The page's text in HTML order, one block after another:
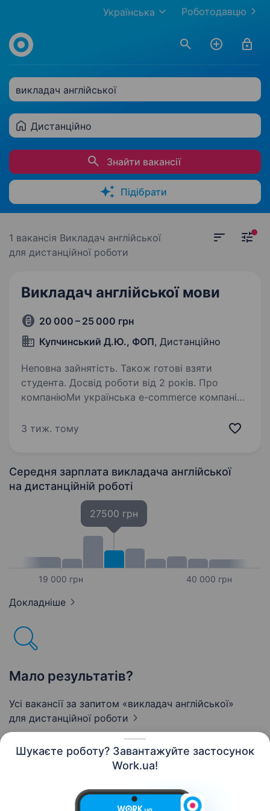
Шукаєте роботу? Завантажуйте застосунок
Work.ua!
Роботодавцю
Українська
викладач англійської
Дистанційно
Знайти вакансії
Підібрати
1 вакансія Викладач англійської
для дистанційної роботи
Викладач англійської мови
20 000 – 25 000 грн
Купчинський Д.Ю., ФОП, Дистанційно
Неповна зайнятість. Також готові взяти
студента. Досвід роботи від 2 років. Про
компаніюМи українська e-commerce компанія,
онлайн-продажів. Щодня ми розвиваємо
та працюємо…
3 тиж. тому
Середня зарплата викладача англійської
на дистанційній роботі
19 000 грн
27500 грн
40 000 грн
Докладніше
Мало результатів?
Усі вакансії за запитом «викладач англійської»
для дистанційної роботи